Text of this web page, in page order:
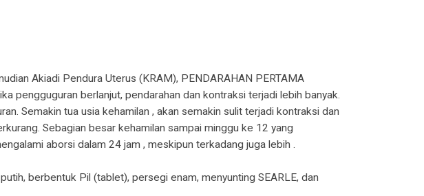
Akiadi Pendura Uterus (KRAM), PENDARAHAN PERTAMA
pengguguran berlanjut, pendarahan dan kontraksi terjadi lebih banyak.
Semakin tua usia kehamilan , akan semakin sulit terjadi kontraksi dan
Sebagian besar kehamilan sampai minggu ke 12 yang
aborsi dalam 24 jam , meskipun terkadang juga lebih .
berbentuk Pil (tablet), persegi enam, menyunting SEARLE, dan